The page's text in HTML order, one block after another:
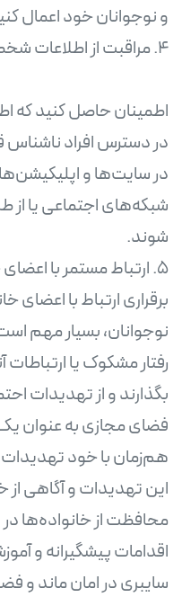
اطمینان حاصل کنید که
در دسترس افراد ناشناس
در سایت‌ها و
شبکه‌های اجتماعی یا از
برقراری ارتباط با اعضای
نوجوانان، بسیار مهم
رفتار مشکوک یا ارتباطات
فضای مجازی به عنوان یک
هم‌زمان با خود تهدیدات
این تهدیدات و آگاهی از
محافظت از خانواده‌ها
اقدامات پیشگیرانه و
سایبری در امان ماند و